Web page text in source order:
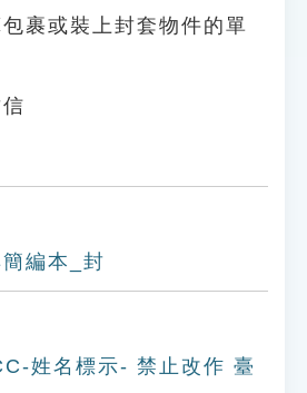
裹或裝上封套物件的單
編本_封
姓名標示- 禁止改作 臺